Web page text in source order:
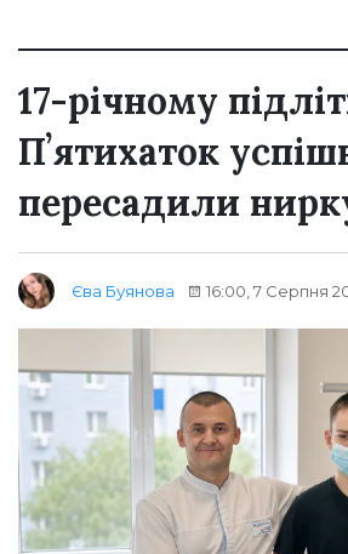
17-річному
Пʼятихаток
пересадили
Єва Буянова 16:00, 7 Серпня